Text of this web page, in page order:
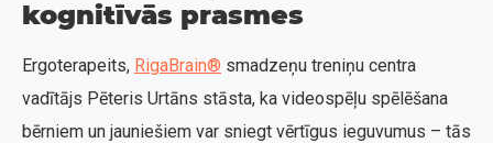
kognitīvās prasmes
Ergoterapeits, RigaBrain® smadzeņu treniņu centra
vadītājs Pēteris Urtāns stāsta, ka videospēļu spēlēšana
bērniem un jauniešiem var sniegt vērtīgus ieguvumus – tās